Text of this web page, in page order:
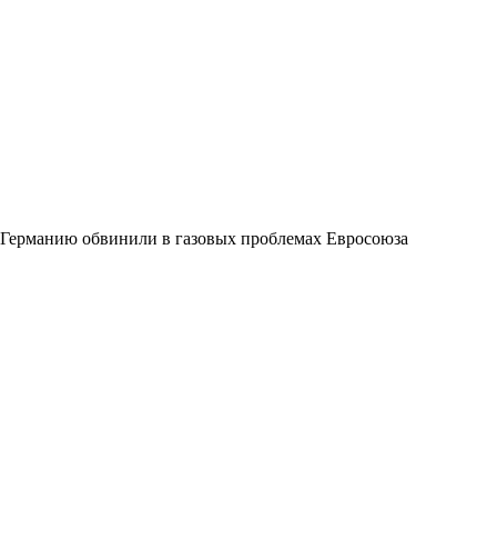
Германию обвинили в газовых проблемах Евросоюза